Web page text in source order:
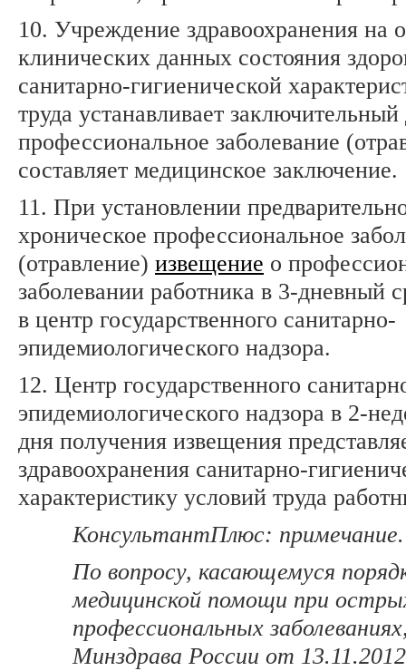
10. Учреждение здравоохранения на
клинических данных состояния
санитарно-гигиенической
труда устанавливает
профессиональное заболевание
составляет медицинское заключение.
11. При установлении
хроническое профессиональное
(отравление) извещение о
заболевании работника в 3-дневный
в центр государственного санитарно-
эпидемиологического надзора.
12. Центр государственного
эпидемиологического надзора в 2-
дня получения извещения
здравоохранения санитарно-
характеристику условий труда
КонсультантПлюс: примечание.
По вопросу, касающемуся
медицинской помощи при
профессиональных
Минздрава России от